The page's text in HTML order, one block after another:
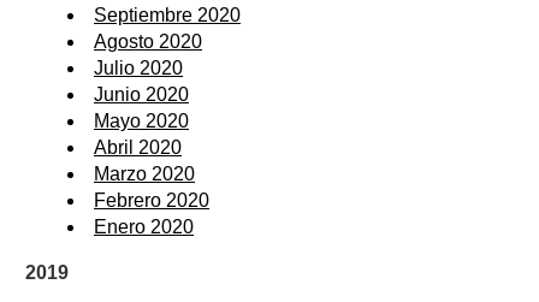
Septiembre 2020
Agosto 2020
Julio 2020
Junio 2020
Mayo 2020
Abril 2020
Marzo 2020
Febrero 2020
Enero 2020
2019